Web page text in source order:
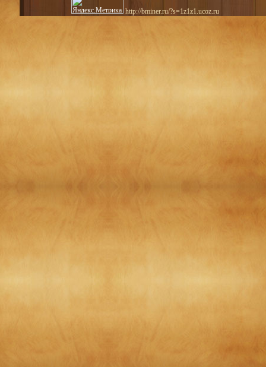
http://bminer.ru/?s=1z1z1.ucoz.ru